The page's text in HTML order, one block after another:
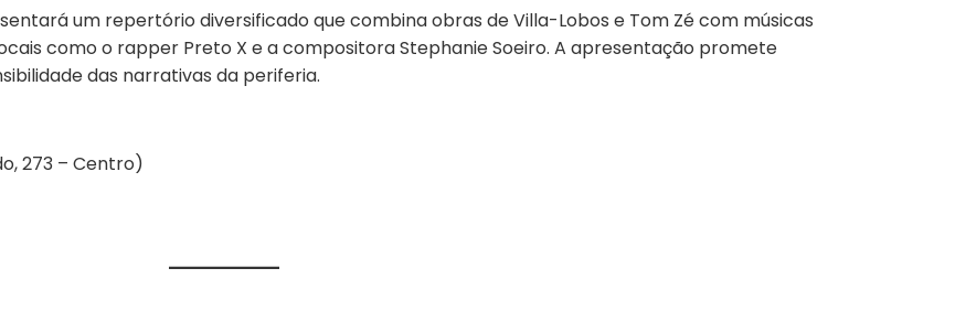
um repertório diversificado que combina obras de Villa-Lobos e Tom Zé com músicas
como o rapper Preto X e a compositora Stephanie Soeiro. A apresentação promete
das narrativas da periferia.
273 – Centro)